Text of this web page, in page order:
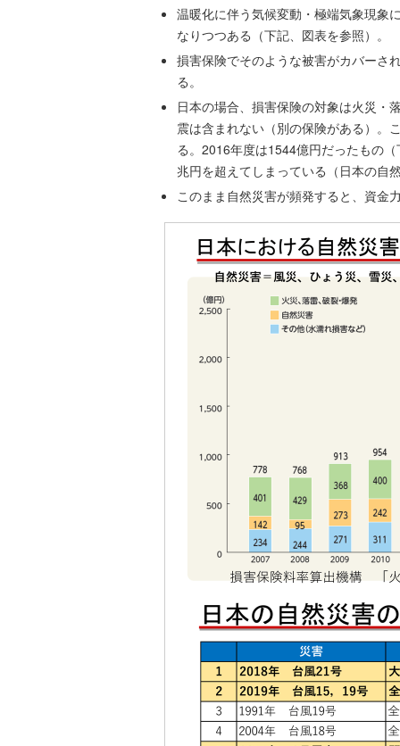
温暖化に伴う気候変動・極端気象現象
なりつつある（下記、図表を参照）。
損害保険でそのような被害がカバーさ
る。
日本の場合、損害保険の対象は火災・
震は含まれない（別の保険がある）。
る。2016年度は1544億円だったもの
兆円を超えてしまっている（日本の自
このまま自然災害が頻発すると、資金